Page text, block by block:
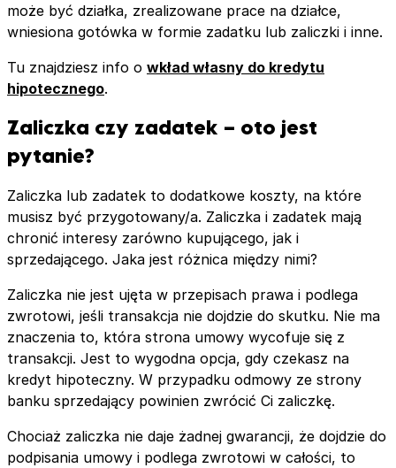
może być działka, zrealizowane prace na działce,
wniesiona gotówka w formie zadatku lub zaliczki i inne.
Tu znajdziesz info o wkład własny do kredytu
hipotecznego.
Zaliczka czy zadatek – oto jest
pytanie?
Zaliczka lub zadatek to dodatkowe koszty, na które
musisz być przygotowany/a. Zaliczka i zadatek mają
chronić interesy zarówno kupującego, jak i
sprzedającego. Jaka jest różnica między nimi?
Zaliczka nie jest ujęta w przepisach prawa i podlega
zwrotowi, jeśli transakcja nie dojdzie do skutku. Nie ma
znaczenia to, która strona umowy wycofuje się z
transakcji. Jest to wygodna opcja, gdy czekasz na
kredyt hipoteczny. W przypadku odmowy ze strony
banku sprzedający powinien zwrócić Ci zaliczkę.
Chociaż zaliczka nie daje żadnej gwarancji, że dojdzie do
podpisania umowy i podlega zwrotowi w całości, to